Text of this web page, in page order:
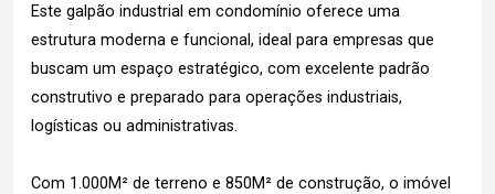
Este galpão industrial em condomínio oferece uma
estrutura moderna e funcional, ideal para empresas que
buscam um espaço estratégico, com excelente padrão
construtivo e preparado para operações industriais,
logísticas ou administrativas.
Com 1.000M² de terreno e 850M² de construção, o imóvel